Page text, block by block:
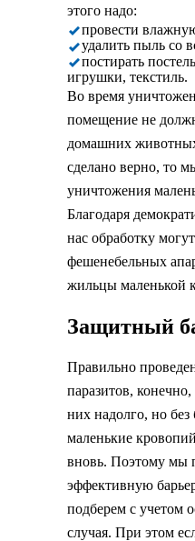
этого надо:
провести
удалить пыль со
постирать
игрушки, текстиль.
Во время
помещение не
домашних
сделано верно, то
уничтожения
Благодаря
нас обработку
фешенебельных
жильцы маленькой
Защитный
Правильно
паразитов,
них надолго, но
маленькие
вновь. Поэтому мы
эффективную
подберем с учетом
случая. При этом